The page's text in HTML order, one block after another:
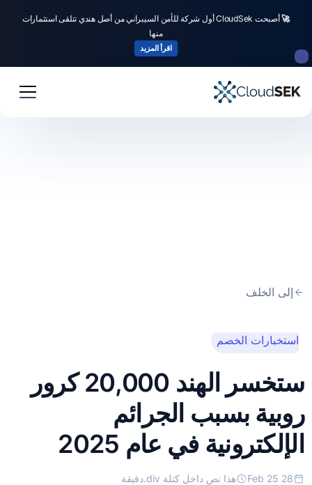
🚀
أصبحت CloudSek أول شركة للأمن السيبراني من أصل هندي تتلقى استثمارات
منها
اقرأ المزيد
إلى الخلف
هذا نص داخل كتلة
استخبارات الخصم
ستخسر الهند 20,000 كرور
روبية بسبب الجرائم
الإلكترونية في عام 2025
28 Feb 25 هذا نص داخل كتلة div. دقيقة